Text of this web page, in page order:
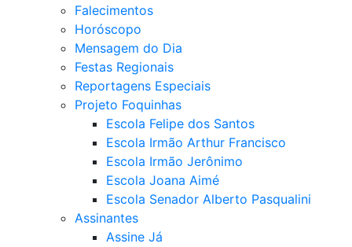
Falecimentos
Horóscopo
Mensagem do Dia
Festas Regionais
Reportagens Especiais
Projeto Foquinhas
Escola Felipe dos Santos
Escola Irmão Arthur Francisco
Escola Irmão Jerônimo
Escola Joana Aimé
Escola Senador Alberto Pasqualini
Assinantes
Assine Já